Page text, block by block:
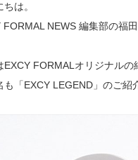
は。
FORMAL NEWS 編集部の福田
EXCY FORMALオリジナルの
も「EXCY LEGEND」のご紹